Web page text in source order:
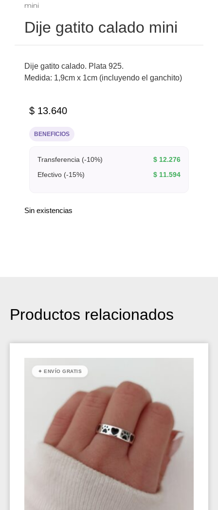
mini
Dije gatito calado mini
Dije gatito calado. Plata 925.
Medida: 1,9cm x 1cm (incluyendo el ganchito)
$ 13.640
BENEFICIOS
Transferencia (-10%) $ 12.276
Efectivo (-15%)
$ 11.594
Sin existencias
Productos relacionados
✦ ENVÍO GRATIS